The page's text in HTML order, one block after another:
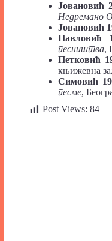
Јовановић
Недремано
Јовановић
Павловић
песништва,
Петковић
књижевна
Симовић
песме,
Post Views: 84